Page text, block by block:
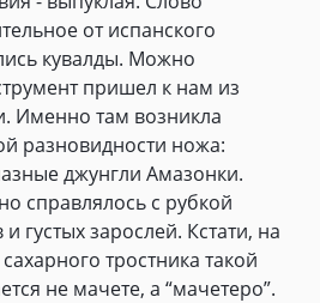
от испанского
кувалды. Можно
пришел к нам из
Именно там возникла
разновидности ножа:
джунгли Амазонки.
справлялось с рубкой
густых зарослей. Кстати, на
тростника такой
не мачете, а “мачетеро”.